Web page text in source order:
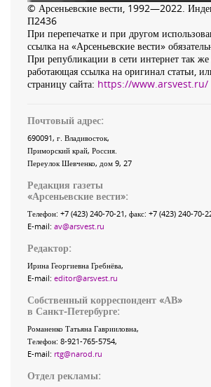
© Арсеньевские вести, 1992—2022.
П2436
При перепечатке и при другом
ссылка на «Арсеньевские вести»
При републикации в сети интернет так же
работающая ссылка на оригинал статьи,
страницу сайта: https://www.arsvest.ru/
Почтовый адрес:
690091, г. Владивосток,
Приморский край, Россия
Переулок Шевченко, дом 9, 27
Редакция газеты
«Арсеньевские вести»:
Телефон: +7 (423) 240-70-21, факс: +7 (423) 240-70-
E-mail: av@arsvest.ru
Редактор:
Ирина Георгиевна Гребнёва,
E-mail: editor@arsvest.ru
Собственный корреспондент «АВ»
в Санкт-Петербурге:
Романенко Татьяна Гаврииловна,
Телефон: 8-921-765-5754,
E-mail: rtg@narod.ru
Отдел рекламы: